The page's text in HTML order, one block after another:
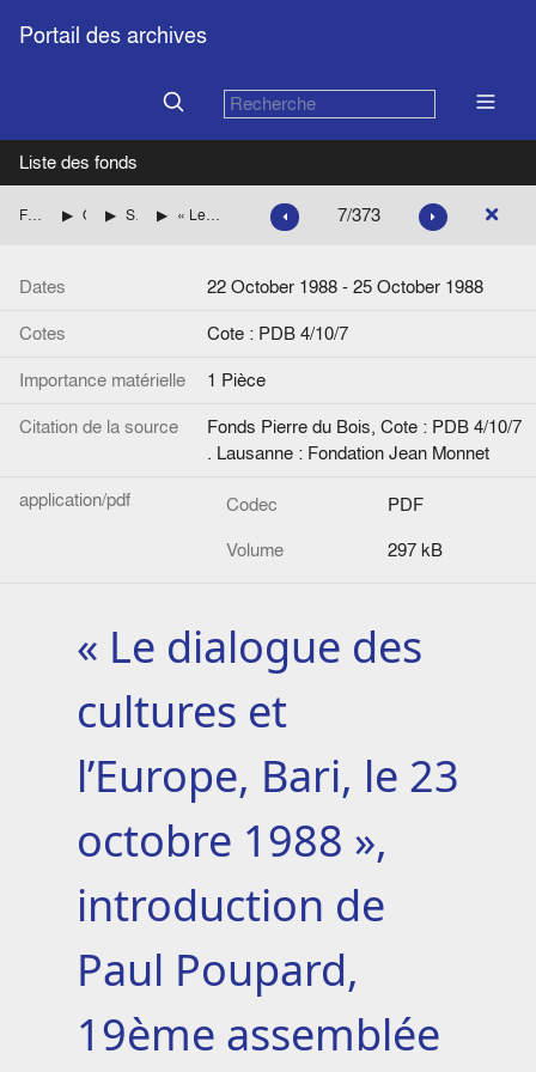
Portail des archives
Liste des fonds
Fonds Pierre du Bois Questions européennes Société européenne de culture « Le dialogue des cultures et l’Europe, Bari, le 23 octobre 1988 », introduction de Paul Poupard, 19ème assemblée générale de la SEC 7/373
Dates
22 October 1988 - 25 October 1988
Cotes
Cote : PDB 4/10/7
Importance matérielle
1 Pièce
Citation de la source
Fonds Pierre du Bois, Cote : PDB 4/10/7
. Lausanne : Fondation Jean Monnet
application/pdf
Codec
PDF
Volume
297 kB
« Le dialogue des
cultures et
l’Europe, Bari, le 23
octobre 1988 »,
introduction de
Paul Poupard,
19ème assemblée